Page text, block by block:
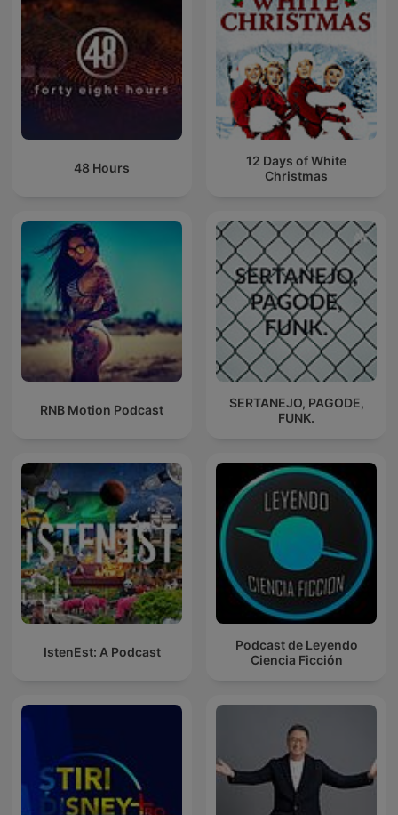
48 Hours
12 Days of White
Christmas
RNB Motion Podcast
SERTANEJO, PAGODE,
FUNK.
IstenEst: A Podcast
Podcast de Leyendo
Ciencia Ficción